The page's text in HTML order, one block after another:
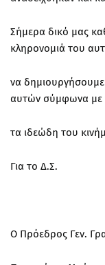
Σήμερα δικό μας
κληρονομιά του
να
αυτών σύμφωνα με
τα ιδεώδη του
Για το Δ.Σ.
Ο Πρόεδρος Γεν.